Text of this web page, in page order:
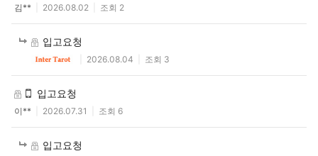
김** 2026.08.02 조회 2
입고요청
2026.08.04 조회 3
입고요청
이** 2026.07.31 조회 6
입고요청